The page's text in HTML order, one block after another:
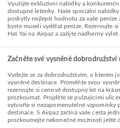
Využijte exkluzivní nabídky a
dostupné letenky. Naše speciální
poskytly nejlepší hodnotu za vaše peníze
byste museli vydělat peníze. Rezervujte
Hat Yai na Airpaz a zažijte nádherný
Začněte své vysněné
Vydejte se za dobrodružstvím, o kterém
vysněné destinace. Proměňte svou
rezervujte si cenově dostupný let na
prozkoumat. Projděte se pulzujícími
vytvořte si nezapomenutelné vzpomínky
destinace. S Airpaz začíná vaše cesta
prozkoumejte nekonečné možnosti ještě